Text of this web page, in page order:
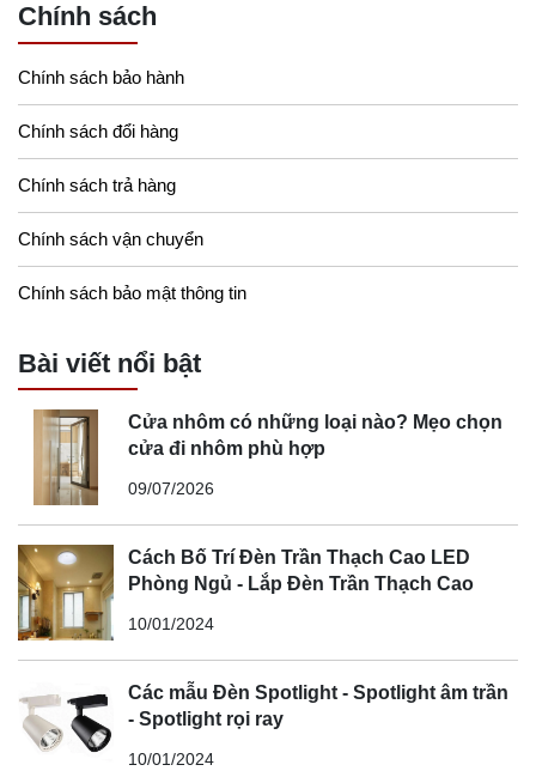
Chính sách
Chính sách bảo hành
Chính sách đổi hàng
Chính sách trả hàng
Chính sách vận chuyển
Chính sách bảo mật thông tin
Bài viết nổi bật
Cửa nhôm có những loại nào? Mẹo chọn
cửa đi nhôm phù hợp
09/07/2026
Cách Bố Trí Đèn Trần Thạch Cao LED
Phòng Ngủ - Lắp Đèn Trần Thạch Cao
10/01/2024
Các mẫu Đèn Spotlight - Spotlight âm trần
- Spotlight rọi ray
10/01/2024